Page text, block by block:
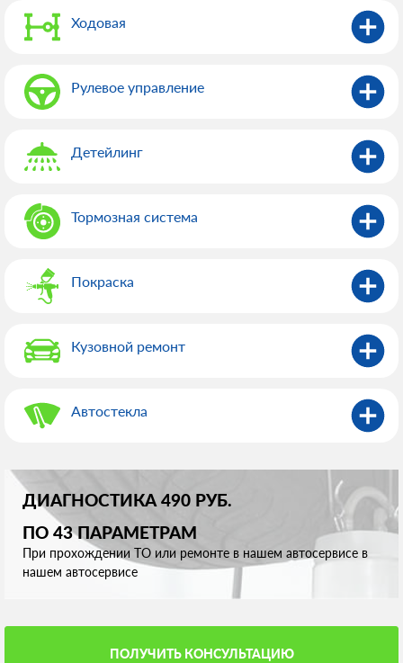
Ходовая
Рулевое управление
Детейлинг
Тормозная система
Покраска
Кузовной ремонт
Автостекла
ДИАГНОСТИКА 490 РУБ.
ПО 43 ПАРАМЕТРАМ
При прохождении ТО или ремонте в нашем автосервисе в
нашем автосервисе
ПОЛУЧИТЬ КОНСУЛЬТАЦИЮ